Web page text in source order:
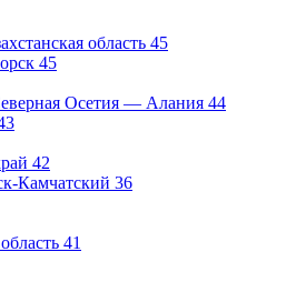
область 45
45
Осетия — Алания 44
42
Камчатский 36
41